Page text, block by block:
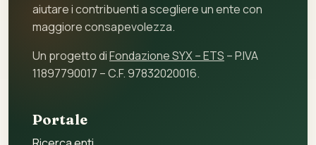
aiutare i contribuenti a scegliere un ente con
maggiore consapevolezza.
Un progetto diFondazione SYX – ETS – P.IVA
11897790017 – C.F. 97832020016.
Portale